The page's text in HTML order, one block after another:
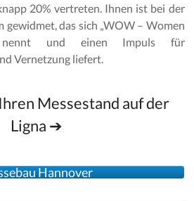
20% vertreten. Ihnen ist bei der
gewidmet, das sich „WOW – Women
nennt und einen Impuls für
Vernetzung liefert.
Messestand auf der
Ligna ➔
Hannover